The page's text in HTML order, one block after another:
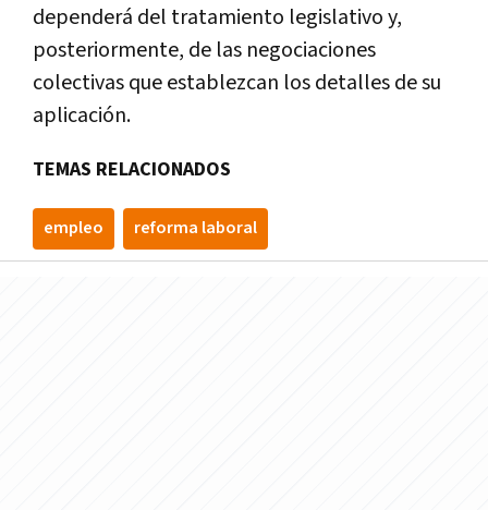
dependerá del tratamiento legislativo y,
posteriormente, de las negociaciones
colectivas que establezcan los detalles de su
aplicación.
TEMAS RELACIONADOS
empleo reforma laboral